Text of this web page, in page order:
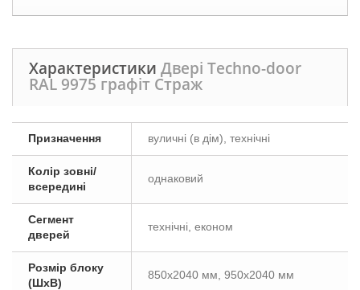
Характеристики Двері Techno-door
RAL 9975 графіт Страж
Призначення вуличні (в дім), технічні
Колір зовні/
всередині
однаковий
Сегмент
дверей
технічні, економ
Розмір блоку
(ШxВ)
850x2040 мм, 950x2040 мм